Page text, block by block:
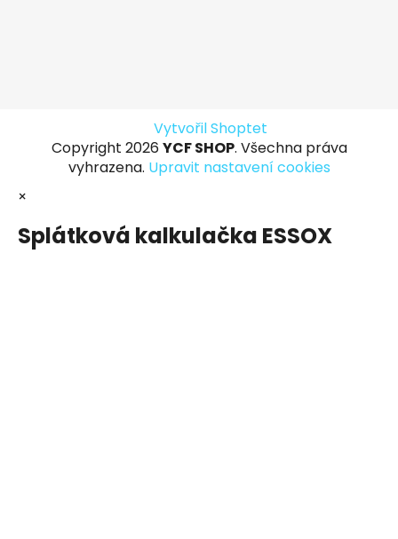
Vytvořil Shoptet
Copyright 2026 YCF SHOP. Všechna práva
vyhrazena. Upravit nastavení cookies
×
Splátková kalkulačka ESSOX